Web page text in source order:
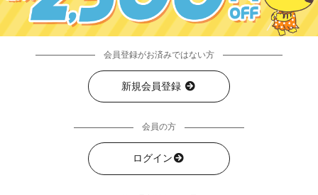
会員登録がお済みではない方
新規会員登録
会員の方
ログイン